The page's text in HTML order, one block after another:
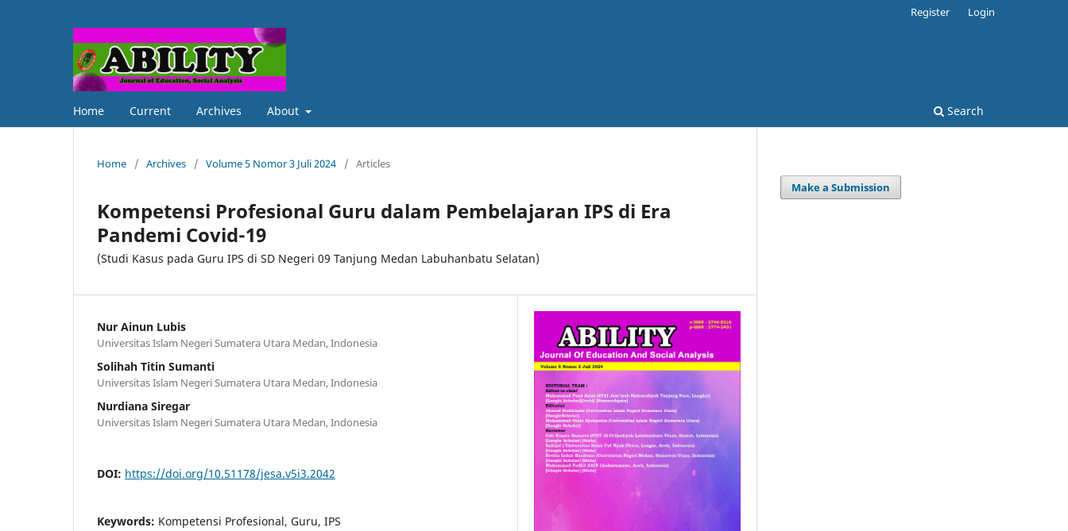
Home Current Archives About Search
Register Login
Home / Archives / Volume 5 Nomor 3 Juli 2024 / Articles
Kompetensi Profesional Guru dalam Pembelajaran IPS di Era
Pandemi Covid-19
(Studi Kasus pada Guru IPS di SD Negeri 09 Tanjung Medan Labuhanbatu Selatan)
Nur Ainun Lubis
Universitas Islam Negeri Sumatera Utara Medan, Indonesia
Solihah Titin Sumanti
Universitas Islam Negeri Sumatera Utara Medan, Indonesia
Nurdiana Siregar
Universitas Islam Negeri Sumatera Utara Medan, Indonesia
DOI: https://doi.org/10.51178/jesa.v5i3.2042
Keywords: Kompetensi Profesional, Guru, IPS
Make a Submission